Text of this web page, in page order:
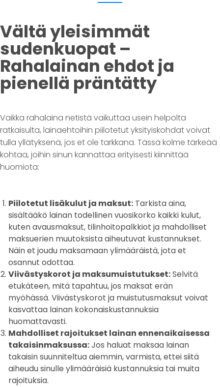
Vältä yleisimmät
sudenkuopat –
Rahalainan ehdot ja
pienellä präntätty
Vaikka rahalaina netistä vaikuttaa usein helpolta
ratkaisulta, lainaehtoihin piilotetut yksityiskohdat voivat
tulla yllätyksenä, jos et ole tarkkana. Tässä kolme tärkeää
kohtaa, joihin sinun kannattaa erityisesti kiinnittää
huomiota:
Piilotetut lisäkulut ja maksut: Tarkista aina,
sisältääkö lainan todellinen vuosikorko kaikki kulut,
kuten avausmaksut, tilinhoitopalkkiot ja mahdolliset
maksuerien muutoksista aiheutuvat kustannukset.
Näin et joudu maksamaan ylimääräistä, jota et
osannut odottaa.
Viivästyskorot ja maksumuistutukset:Selvitä
etukäteen, mitä tapahtuu, jos maksat erän
myöhässä. Viivästyskorot ja muistutusmaksut voivat
kasvattaa lainan kokonaiskustannuksia
huomattavasti.
Mahdolliset rajoitukset lainan ennenaikaisessa
takaisinmaksussa:Jos haluat maksaa lainan
takaisin suunniteltua aiemmin, varmista, ettei siitä
aiheudu sinulle ylimääräisiä kustannuksia tai muita
rajoituksia.